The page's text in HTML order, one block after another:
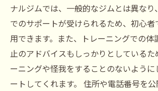
ナルジムでは、一般的なジムとは異なり
でのサポートが受けられるため、初心
用できます。また、トレーニングでの体
止のアドバイスもしっかりとしているた
ーニングや怪我をすることのないよう
ートしてくれます。 住所や電話番号を